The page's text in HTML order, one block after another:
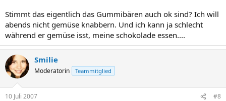
Stimmt das eigentlich das Gummibären auch ok sind? Ich will
abends nicht gemüse knabbern. Und ich kann ja schlecht
während er gemüse isst, meine schokolade essen....
Smilie
Moderatorin Teammitglied
10 Juli 2007 #8